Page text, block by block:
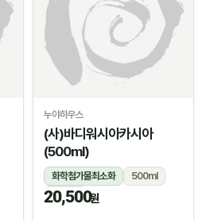
누야하우스
(사)바디워시아카시아
(500ml)
화학첨가물최소화
500ml
상온
20,500원